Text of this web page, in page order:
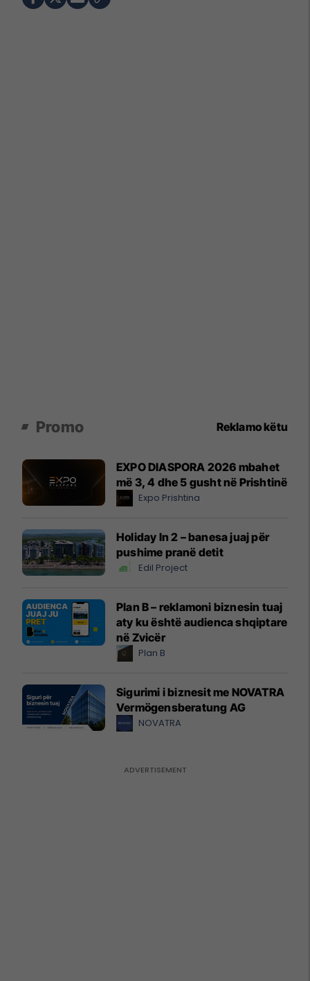
Promo Reklamo këtu
EXPO DIASPORA 2026 mbahet
më 3, 4 dhe 5 gusht në Prishtinë
Expo Prishtina
Holiday In 2 – banesa juaj për
pushime pranë detit
Edil Project
Plan B – reklamoni biznesin tuaj
aty ku është audienca shqiptare
në Zvicër
Plan B
Sigurimi i biznesit me NOVATRA
Vermögensberatung AG
NOVATRA